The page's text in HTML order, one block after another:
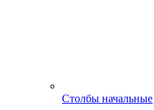
Столбы начальные